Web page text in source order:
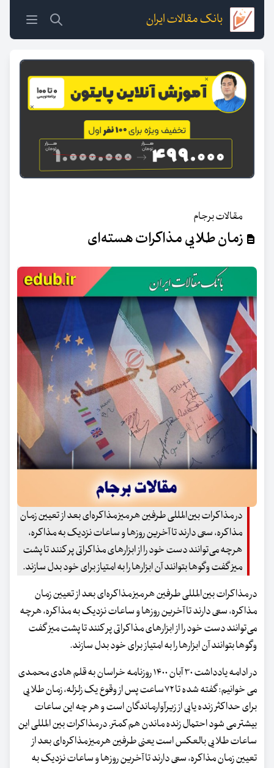
بانک مقالات ایران
مقالات برجام
زمان طلایی مذاکرات هسته‌ای
در مذاکرات بین‌المللی طرفین هر میز مذاکره‌ای بعد از تعیین زمان
مذاکره، سعی دارند تا آخرین روزها و ساعات نزدیک به مذاکره،
هرچه می‌توانند دست خود را از ابزارهای مذاکراتی پر کنند تا پشت
میز گفت وگوها بتوانند آن ابزارها را به امتیاز برای خود بدل سازند.
در مذاکرات بین‌المللی طرفین هر میز مذاکره‌ای بعد از تعیین زمان
مذاکره، سعی دارند تا آخرین روزها و ساعات نزدیک به مذاکره، هرچه
می‌توانند دست خود را از ابزارهای مذاکراتی پر کنند تا پشت میز گفت
وگوها بتوانند آن ابزارها را به امتیاز برای خود بدل سازند.
در ادامه یادداشت ۳۰ آبان ۱۴۰۰ روزنامه خراسان به قلم هادی محمدی
می خوانیم: گفته شده تا ۷۲ساعت پس از وقوع یک زلزله، زمان طلایی
برای حداکثر زنده یابی از زیرآوارماندگان است و هر چه این ساعات
بیشتر می شود احتمال زنده ماندن هم کمتر. در مذاکرات بین المللی این
ساعات طلایی بالعکس است یعنی طرفین هر میز مذاکره‌ای بعد از
تعیین زمان مذاکره، سعی دارند تا آخرین روزها و ساعات نزدیک به